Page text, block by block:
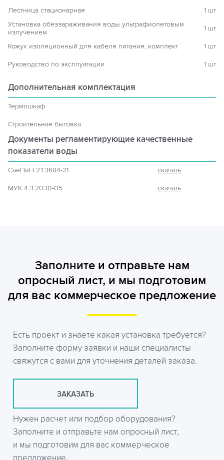
Лестница стационарная
1 шт
Установка обеззараживания воды ультрафиолетовым
излучением
1 шт
Кожух изоляционный для кабеля питания, комплект 1 шт
Руководство по эксплуатации 1 шт
Дополнительная комплектация
Термошкаф
Строительная бытовка
Документы регламентирующие качественные
показатели воды
СанПиН 2.1.3684-21 скачать
МУК 4.3.2030-05 скачать
Заполните и отправьте нам
опросный лист, и мы подготовим
для вас коммерческое предложение
Есть проект и знаете какая установка требуется?
Заполните форму заявки и наши специалисты
свяжутся с вами для уточнения деталей заказа.
ЗАКАЗАТЬ
Нужен расчет или подбор оборудования?
Заполните и отправьте нам опросный лист,
и мы подготовим для вас коммерческое
предложение.